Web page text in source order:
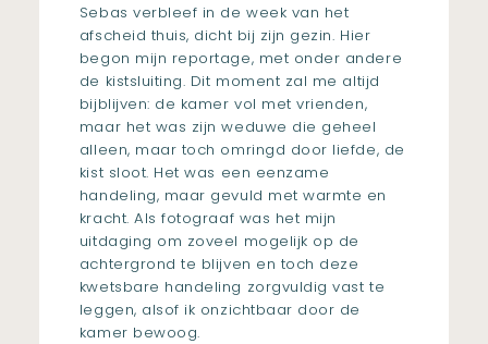
Sebas verbleef in de week van het
afscheid thuis, dicht bij zijn gezin. Hier
begon mijn reportage, met onder andere
de kistsluiting. Dit moment zal me altijd
bijblijven: de kamer vol met vrienden,
maar het was zijn weduwe die geheel
alleen, maar toch omringd door liefde, de
kist sloot. Het was een eenzame
handeling, maar gevuld met warmte en
kracht. Als fotograaf was het mijn
uitdaging om zoveel mogelijk op de
achtergrond te blijven en toch deze
kwetsbare handeling zorgvuldig vast te
leggen, alsof ik onzichtbaar door de
kamer bewoog.